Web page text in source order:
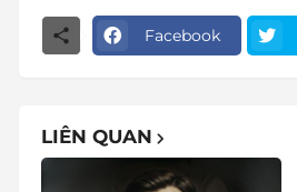
Facebook
LIÊN QUAN